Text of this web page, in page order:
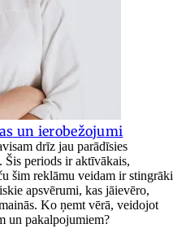
un ierobežojumi
drīz jau parādīsies
Šis periods ir aktīvākais,
šim reklāmu veidam ir stingrāki
apsvērumi, kas jāievēro,
Ko ņemt vērā, veidojot
un pakalpojumiem?